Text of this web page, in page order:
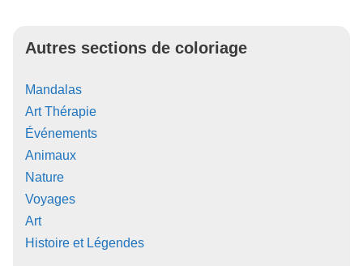
Autres sections de coloriage
Mandalas
Art Thérapie
Événements
Animaux
Nature
Voyages
Art
Histoire et Légendes